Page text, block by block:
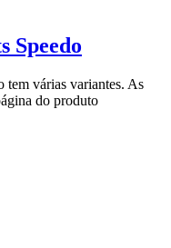
Speedo
tem várias variantes. As
do produto